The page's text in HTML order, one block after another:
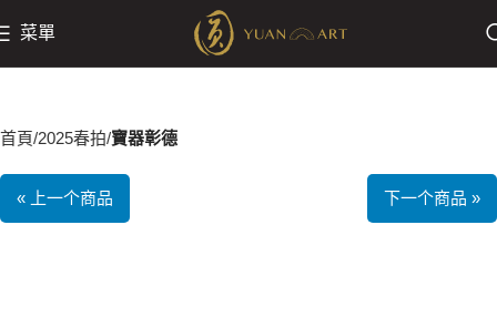
菜單
首頁 2025春拍 寶器彰德
« 上一个商品 下一个商品 »